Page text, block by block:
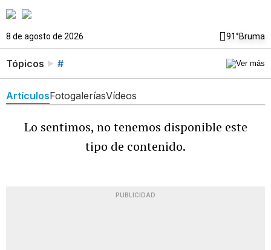
8 de agosto de 2026 91°Bruma
Tópicos #
ArtículosFotogaleríasVídeos
Lo sentimos, no tenemos disponible este
tipo de contenido.
PUBLICIDAD